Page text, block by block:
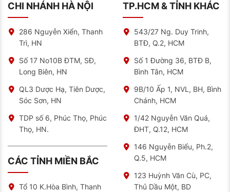
CHI NHÁNH HÀ NỘI
286 Nguyễn Xiển, Thanh
Trì, HN
Số 17 No10B ĐTM, SĐ,
Long Biên, HN
QL3 Dược Hạ, Tiên Dược,
Sóc Sơn, HN
TDP số 6, Phúc Thọ, Phúc
Thọ, HN.
CÁC TỈNH MIỀN BẮC
Tổ 10 K.Hòa Bình, Thanh
TP.HCM & TỈNH KHÁC
543/27 Ng. Duy Trinh,
BTĐ, Q.2, HCM
Số 1 Đường 36, BTĐ B,
Bình Tân, HCM
9B/10 Ấp 1, NVL, BH, Bình
Chánh, HCM
1/42 Nguyễn Văn Quá,
ĐHT, Q.12, HCM
146 Nguyễn Biểu, Ph.2,
Q.5, HCM
123 Huỳnh Văn Cù, PC,
Thủ Dầu Một, BD